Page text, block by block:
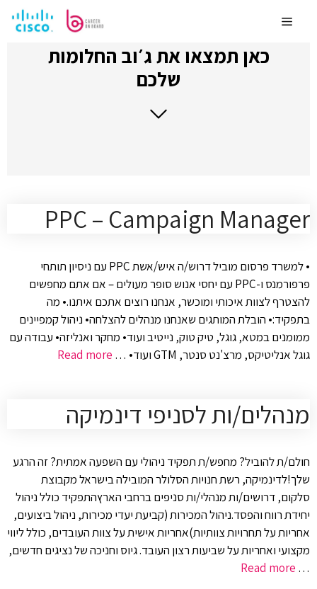
לתוכןMenu
כאן תמצאו את ג׳וב החלומות
שלכם
PPC – Campaign Manager
• למשרד פרסום מוביל דרוש/ה איש/אשת PPC עם ניסיון תותחי
פרפורמנס ו-PPC עם יחסי אנוש סופר מעולים – אם אתם מחפשים
להצטרף לצוות איכותי ומוכשר, אנחנו רוצים אתכם איתנו.• מה
בתפקיד:• הובלת המותגים שאנחנו מנהלים להצלחה• ניהול קמפיינים
ממומנים במטא, גוגל, טיק טוק, נייטיב ועוד• מחקר ואנליזה• עבודה עם
גוגל אנליטיקס, מרצ'נט סנטר, GTM ועוד• …
Read more
מנהלים/ות לסניפי דינמיקה
חולם/ת להוביל? מחפש/ת תפקיד ניהולי עם השפעה אמתית? זה הרגע
שלך!לדינמיקה, רשת חנויות הסלולר המובילה בישראל מקבוצת
סלקום, דרושים/ות מנהלי/ות סניפים ברחבי הארץהתפקיד כולל ניהול
יחידת רווח והפסד.ניהול המכירות (קביעת יעדי מכירות, ניהול ביצועים,
אחריות על תחרויות צוותיות)אחריות אישית על צוות העובדים, כולל ליווי
מקצועי ואחריות על שביעות רצון העובד. גיוס וחניכה של נציגים חדשים,
…
Read more